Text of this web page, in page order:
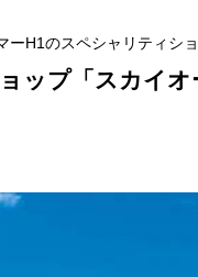
ーH1のスペシャリティシ
ップ「スカイオ